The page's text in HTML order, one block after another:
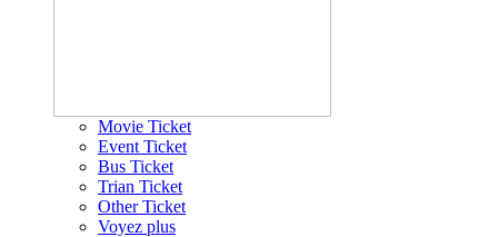
Movie Ticket
Event Ticket
Bus Ticket
Trian Ticket
Other Ticket
Voyez plus